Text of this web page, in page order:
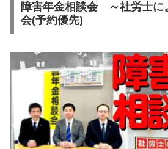
障害年金相談会 ～社労士に
会(予約優先)